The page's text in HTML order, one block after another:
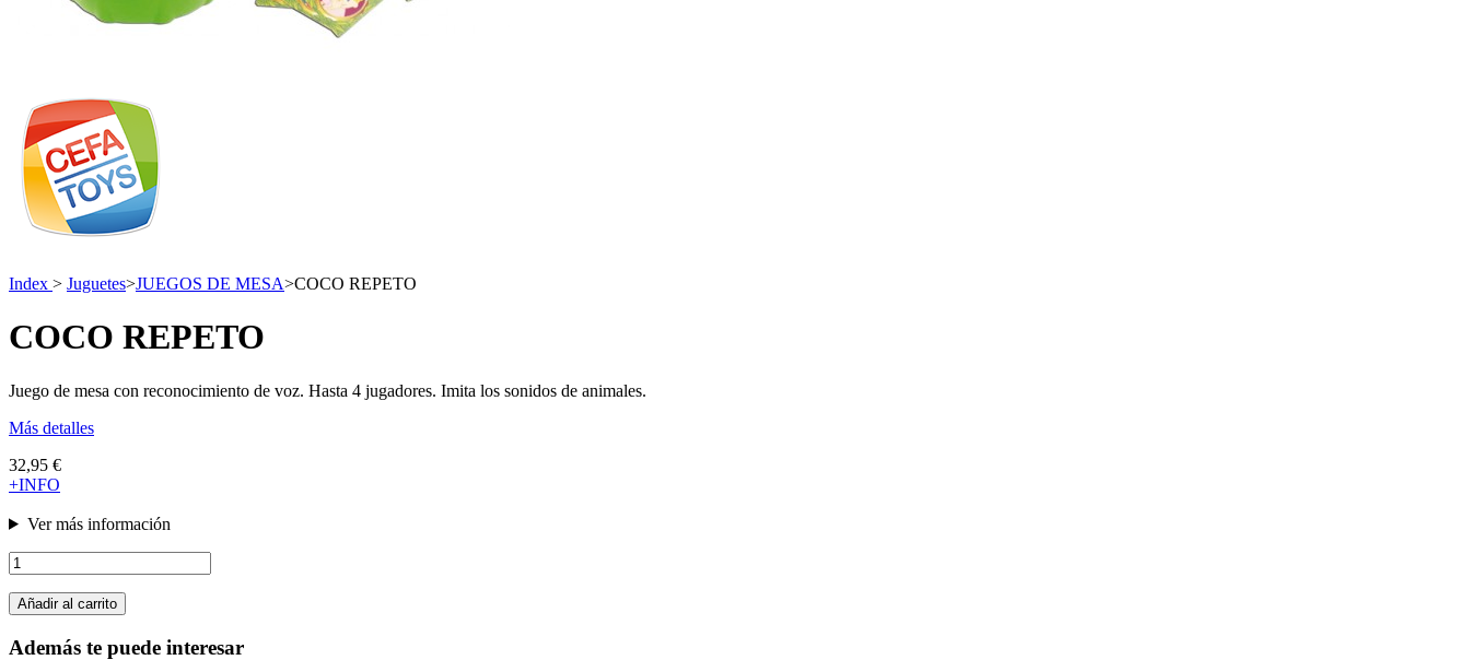
Index > Juguetes>JUEGOS DE MESA>COCO REPETO
COCO REPETO
Juego de mesa con reconocimiento de voz. Hasta 4 jugadores. Imita los sonidos de animales.
Más detalles
32,95 €
+INFO
Ver más información
Añadir al carrito
Además te puede interesar